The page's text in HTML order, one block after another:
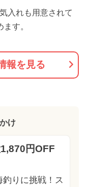
入れも用意されて
す。
報を見る
け
円OFF
釣りに挑戦！ス